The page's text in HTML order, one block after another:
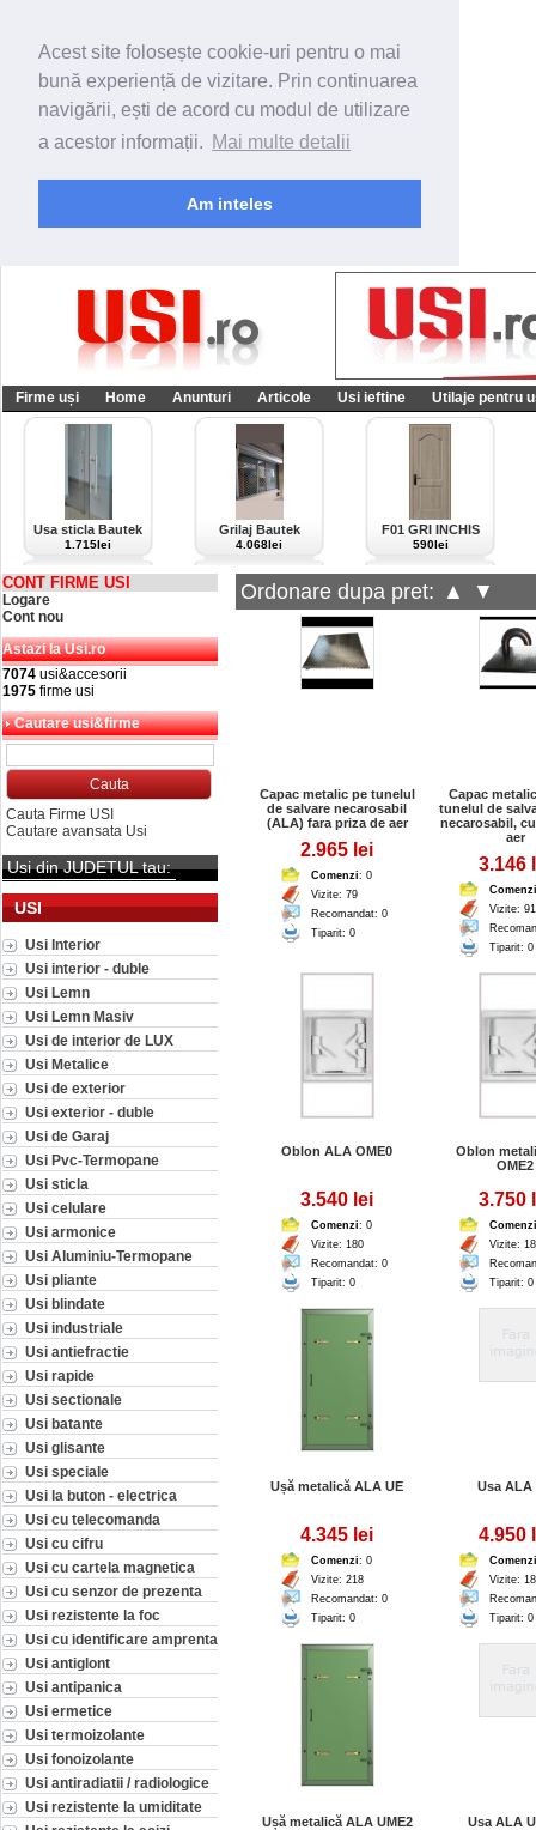
Acest site folosește cookie-uri pentru o mai
bună experiență de vizitare. Prin continuarea
navigării, ești de acord cu modul de utilizare
a acestor informații. Mai multe detalii
Am inteles
Firme uși Home Anunturi Articole Usi ieftine Utilaje pentru
Usa sticla Bautek
1.715lei
Grilaj Bautek
4.068lei
F01 GRI INCHIS
590lei
CONT FIRME USI
Logare
Cont nou
Astazi la Usi.ro
7074 usi&accesorii
1975 firme usi
Cautare usi&firme
Cauta Firme USI
Cautare avansata Usi
Usi din JUDETUL tau:
USI
Usi Interior
Usi interior - duble
Usi Lemn
Usi Lemn Masiv
Usi de interior de LUX
Usi Metalice
Usi de exterior
Usi exterior - duble
Usi de Garaj
Usi Pvc-Termopane
Usi sticla
Usi celulare
Usi armonice
Usi Aluminiu-Termopane
Usi pliante
Usi blindate
Usi industriale
Usi antiefractie
Usi rapide
Usi sectionale
Usi batante
Usi glisante
Usi speciale
Usi la buton - electrica
Usi cu telecomanda
Usi cu cifru
Usi cu cartela magnetica
Usi cu senzor de prezenta
Usi rezistente la foc
Usi cu identificare amprenta
Usi antiglont
Usi antipanica
Usi ermetice
Usi termoizolante
Usi fonoizolante
Usi antiradiatii / radiologice
Usi rezistente la umiditate
Ordonare dupa pret: ▲ ▼
Capac metalic pe tunelul
de salvare necarosabil
(ALA) fara priza de aer
2.965 lei
Comenzi: 0
Vizite: 79
Recomandat: 0
Tiparit: 0
Capac
tunelul de
necarosabil,
aer
3.146
Comenzi
Vizite: 91
Tiparit: 0
Oblon ALA OME0
3.540 lei
Comenzi: 0
Vizite: 180
Recomandat: 0
Tiparit: 0
Oblon
OME2
3.750
Comenzi
Vizite:
Tiparit: 0
Ușă metalică ALA UE
4.345 lei
Comenzi: 0
Vizite: 218
Recomandat: 0
Tiparit: 0
Usa ALA
4.950
Comenzi
Vizite:
Tiparit: 0
Ușă metalică ALA UME2 Usa ALA